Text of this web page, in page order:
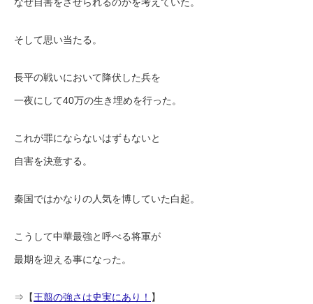
なぜ自害をさせられるのかを考えていた。
そして思い当たる。
長平の戦いにおいて降伏した兵を
一夜にして40万の生き埋めを行った。
これが罪にならないはずもないと
自害を決意する。
秦国ではかなりの人気を博していた白起。
こうして中華最強と呼べる将軍が
最期を迎える事になった。
⇒【王翦の強さは史実にあり！ 】